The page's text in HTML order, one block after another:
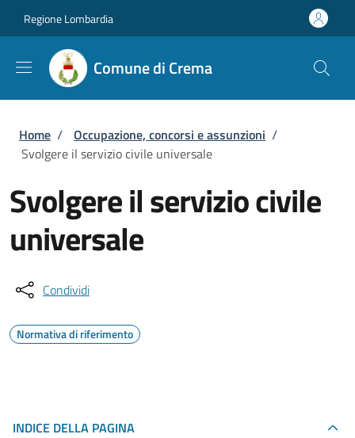
Regione Lombardia
Comune di Crema
Briciole di pane
Home / Occupazione, concorsi e assunzioni /
Svolgere il servizio civile universale
Svolgere il servizio civile
universale
Condividi
Normativa di riferimento
INDICE DELLA PAGINA